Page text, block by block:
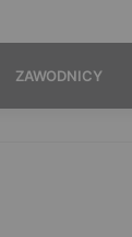
ZAWODNICY